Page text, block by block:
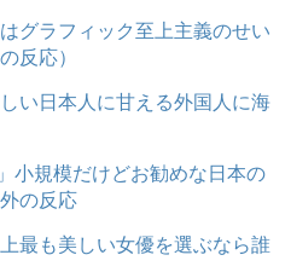
グラフィック至上主義のせい
反応）
い日本人に甘える外国人に海
小規模だけどお勧めな日本の
の反応
最も美しい女優を選ぶなら誰